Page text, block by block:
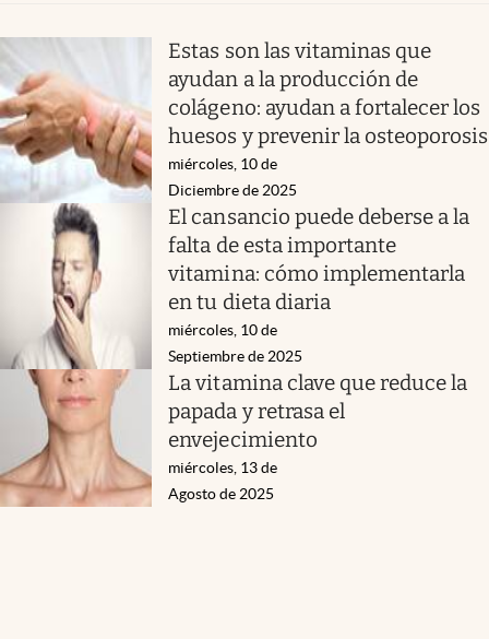
Estas son las vitaminas que
ayudan a la producción de
colágeno: ayudan a fortalecer los
huesos y prevenir la osteoporosis
miércoles, 10 de
Diciembre de 2025
El cansancio puede deberse a la
falta de esta importante
vitamina: cómo implementarla
en tu dieta diaria
miércoles, 10 de
Septiembre de 2025
La vitamina clave que reduce la
papada y retrasa el
envejecimiento
miércoles, 13 de
Agosto de 2025